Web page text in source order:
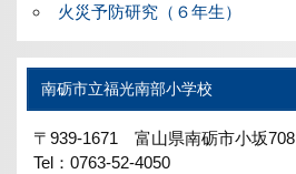
火災予防研究（６年生）
南砺市立福光南部小学校
〒939-1671 富山県南砺市小坂708
Tel：0763-52-4050